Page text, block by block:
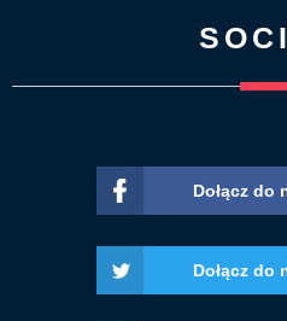
Dołącz do
Dołącz do